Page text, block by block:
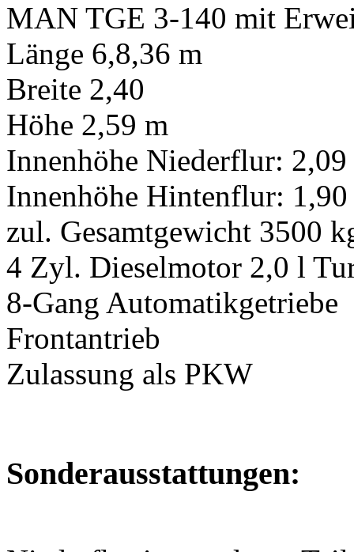
MAN TGE 3-140 mit
Länge 6,8,36 m
Breite 2,40
Höhe 2,59 m
Innenhöhe Niederflur: 2,09
Innenhöhe Hintenflur:
zul. Gesamtgewicht 3500
4 Zyl. Dieselmotor 2,0 l
8-Gang Automatikgetriebe
Frontantrieb
Zulassung als PKW
Sonderausstattungen: